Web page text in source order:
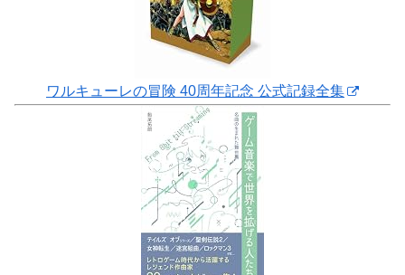
ワルキューレの冒険 40周年記念 公式記録全集